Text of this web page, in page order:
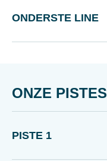
ONDERSTE LINE
ONZE PISTES
PISTE 1